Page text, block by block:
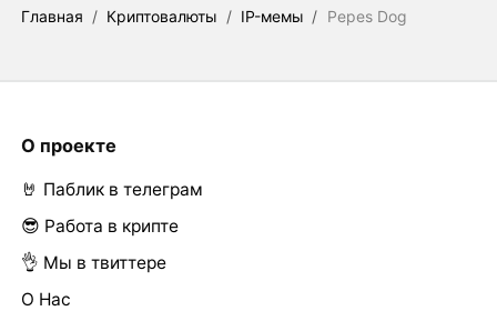
Главная / Криптовалюты / IP-мемы / Pepes Dog
О проекте
🤘 Паблик в телеграм
😎 Работа в крипте
👌 Мы в твиттере
О Нас